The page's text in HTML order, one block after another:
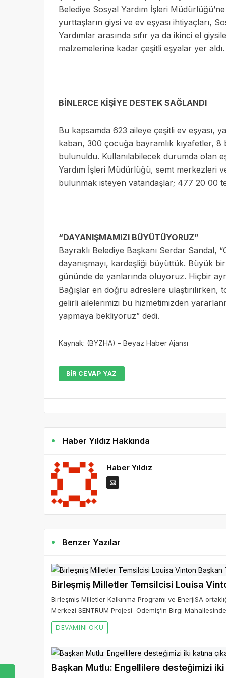
Belediye Sosyal Yardım İşleri
yurttaşların giysi ve ev eşyası ihtiyaçları,
Yardımlar arasında sıfır ya da ikinci el
malzemelerine kadar çeşitli eşyalar yer aldı.
BİNLERCE KİŞİYE DESTEK SAĞLANDI
Bu kapsamda 623 aileye çeşitli ev eşyası,
kaban, 300 çocuğa bayramlık kıyafetler, 8
bulunuldu. Kullanılabilecek durumda olan
Yardım İşleri Müdürlüğü, semt merkezleri
bulunmak isteyen vatandaşlar; 477 20 00
“DAYANIŞMAMIZI BÜYÜTÜYORUZ”
Bayraklı Belediye Başkanı Serdar Sandal,
dayanışmayı, kardeşliği büyüttük. Büyük
gününde de yanlarında oluyoruz. Hiçbir
Bağışlar en doğru adreslere
gelirli ailelerimizi bu hizmetimizden
yapmaya bekliyoruz” dedi.
Kaynak: (BYZHA) – Beyaz Haber Ajansı
BIR CEVAP YAZ
Haber Yıldız Hakkında
Haber Yıldız
Benzer Yazılar
Birleşmiş Milletler Kalkınma Programı ve EnerjiSA
Merkezi SENTRUM Projesi Ödemiş’in Birgi
DEVAMINI OKU
Başkan Mutlu: Engellilere desteğimizi iki